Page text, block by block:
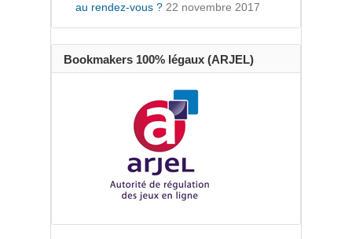
au rendez-vous ? 22 novembre 2017
Bookmakers 100% légaux (ARJEL)